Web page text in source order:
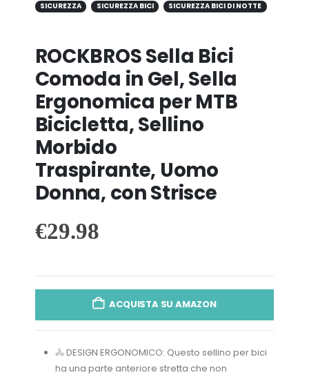
SICUREZZA
SICUREZZA BICI SICUREZZA BICI DI NOTTE
ROCKBROS Sella Bici
Comoda in Gel, Sella
Ergonomica per MTB
Bicicletta, Sellino
Morbido
Traspirante, Uomo
Donna, con Strisce
€29.98
ACQUISTA SU AMAZON
🚴 DESIGN ERGONOMICO: Questo sellino per bici
ha una parte anteriore stretta che non